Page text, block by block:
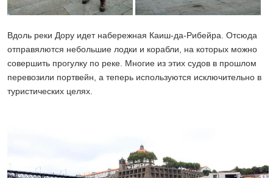
Вдоль реки Дору идет набережная Каиш-да-Рибейра. Отсюда
отправялются небольшие лодки и корабли, на которых можно
совершить прогулку по реке. Многие из этих судов в прошлом
перевозили портвейн, а теперь используются исключительно в
туристических целях.